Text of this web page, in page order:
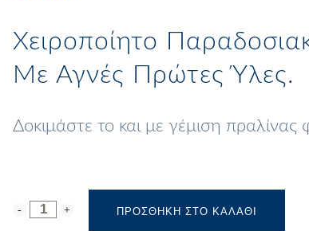
Χειροποίητο
Με Αγνές Πρώτες Ύλες.
Δοκιμάστε το και με γέμιση πραλίνας
ΠΡΟΣΘΉΚΗ ΣΤΟ ΚΑΛΆΘΙ